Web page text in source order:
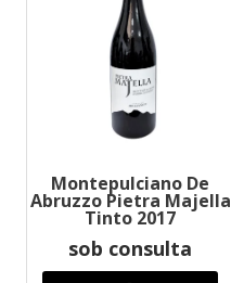
Montepulciano De
Abruzzo Pietra Majella
Tinto 2017
sob consulta